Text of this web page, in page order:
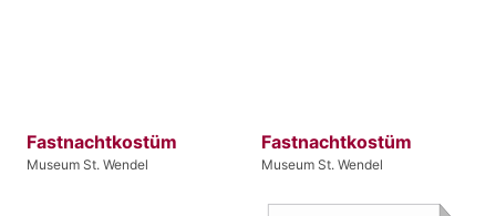
Fastnachtkostüm
Museum St. Wendel
Fastnachtkostüm
Museum St. Wendel